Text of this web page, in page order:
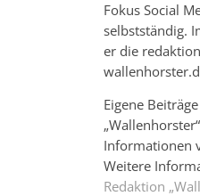
Fokus Social
selbstständig.
er die
Eigene
Informationen
Weitere
Redaktion